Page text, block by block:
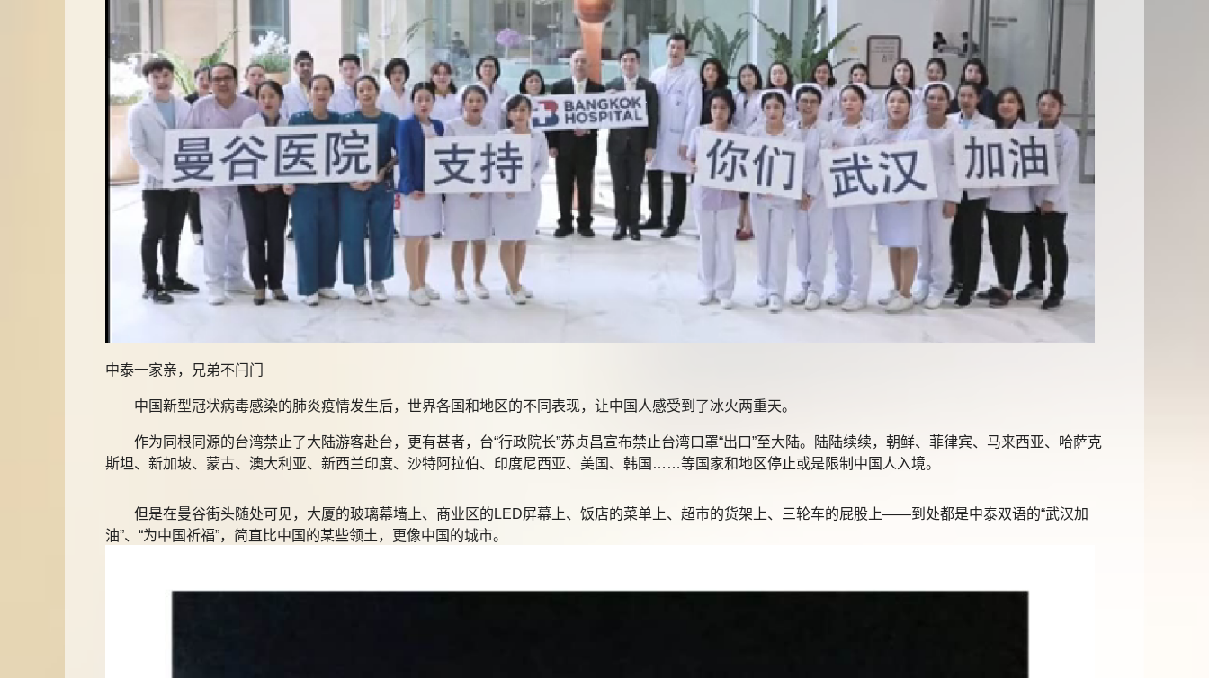
中泰一家亲，兄弟不闩门
中国新型冠状病毒感染的肺炎疫情发生后，世界各国和地区的不同表现，让中国人感受到了冰火两重天。
作为同根同源的台湾禁止了大陆游客赴台，更有甚者，台“行政院长”苏贞昌宣布禁止台湾口罩“出口”至大陆。陆陆续续，朝鲜、菲律宾、马来西亚、哈萨克
斯坦、新加坡、蒙古、澳大利亚、新西兰印度、沙特阿拉伯、印度尼西亚、美国、韩国……等国家和地区停止或是限制中国人入境。
但是在曼谷街头随处可见，大厦的玻璃幕墙上、商业区的LED屏幕上、饭店的菜单上、超市的货架上、三轮车的屁股上——到处都是中泰双语的“武汉加
油”、“为中国祈福”，简直比中国的某些领土，更像中国的城市。